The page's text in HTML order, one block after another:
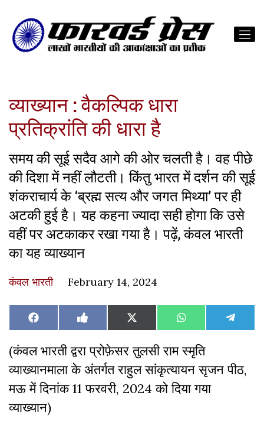
व्याख्यान : वैकल्पिक धारा
प्रतिक्रांति की धारा है
समय की सूई सदैव आगे की ओर चलती है। वह पीछे
की दिशा में नहीं लौटती। किंतु भारत में दर्शन की सूई
शंकराचार्य के ‘ब्रह्म सत्य और जगत मिथ्या’ पर ही
अटकी हुई है। यह कहना ज्यादा सही होगा कि उसे
वहीं पर अटकाकर रखा गया है। पढ़ें, कंवल भारती
का यह व्याख्यान
कंवल भारती February 14, 2024
Share
on
Facebook Share
on
Like
on
Facebook
Share
on
X
(Twitter)
Share
on
WhatsAppShare
on
(कंवल भारती द्वरा प्रोफ़ेसर तुलसी राम स्मृति
व्याख्यानमाला के अंतर्गत राहुल सांकृत्यायन सृजन पीठ,
मऊ में दिनांक 11 फरवरी, 2024 को दिया गया
व्याख्यान)